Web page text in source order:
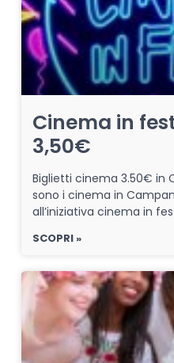
Cinema in
3,50€
Biglietti cinema 3.50€ in
sono i cinema in
all’iniziativa cinema in
SCOPRI »